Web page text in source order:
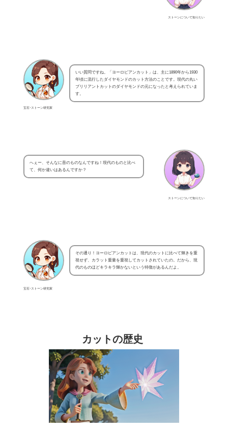
ストーンについて知りたい
宝石･ストーン研究家
いい質問ですね。「ヨーロピアンカット」は、主に1890年から1930
年頃に流行したダイヤモンドのカット方法のことです。現代の丸い
ブリリアントカットのダイヤモンドの元になったと考えられていま
す。
ストーンについて知りたい
へぇー、そんなに昔のものなんですね！現代のものと比べ
て、何か違いはあるんですか？
宝石･ストーン研究家
その通り！ヨーロピアンカットは、現代のカットに比べて輝きを重
視せず、カラット重量を重視してカットされていたの。だから、現
代のものほどキラキラ輝かないという特徴があるんだよ。
カットの歴史